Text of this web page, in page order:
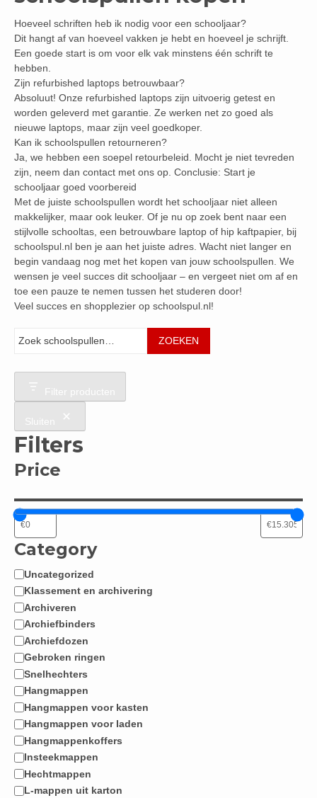
Hoeveel schriften heb ik nodig voor een schooljaar?
Dit hangt af van hoeveel vakken je hebt en hoeveel je schrijft.
Een goede start is om voor elk vak minstens één schrift te
hebben.
Zijn refurbished laptops betrouwbaar?
Absoluut! Onze refurbished laptops zijn uitvoerig getest en
worden geleverd met garantie. Ze werken net zo goed als
nieuwe laptops, maar zijn veel goedkoper.
Kan ik schoolspullen retourneren?
Ja, we hebben een soepel retourbeleid. Mocht je niet tevreden
zijn, neem dan contact met ons op. Conclusie: Start je
schooljaar goed voorbereid
Met de juiste schoolspullen wordt het schooljaar niet alleen
makkelijker, maar ook leuker. Of je nu op zoek bent naar een
stijlvolle schooltas, een betrouwbare laptop of hip kaftpapier, bij
schoolspul.nl ben je aan het juiste adres. Wacht niet langer en
begin vandaag nog met het kopen van jouw schoolspullen. We
wensen je veel succes dit schooljaar – en vergeet niet om af en
toe een pauze te nemen tussen het studeren door!
Veel succes en shopplezier op schoolspul.nl!
ZOEKEN
Filter producten
Sluiten
Filters
Price
Category
Categorie
Uncategorized
Klassement en archivering
Archiveren
Archiefbinders
Archiefdozen
Gebroken ringen
Snelhechters
Hangmappen
Hangmappen voor kasten
Hangmappen voor laden
Hangmappenkoffers
Insteekmappen
Hechtmappen
L-mappen uit karton